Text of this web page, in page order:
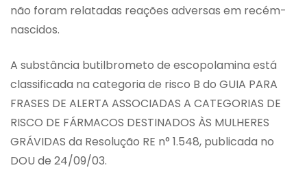
não foram relatadas reações adversas em recém-
nascidos.
A substância butilbrometo de escopolamina está
classificada na categoria de risco B do GUIA PARA
FRASES DE ALERTA ASSOCIADAS A CATEGORIAS DE
RISCO DE FÁRMACOS DESTINADOS ÀS MULHERES
GRÁVIDAS da Resolução RE n° 1.548, publicada no
DOU de 24/09/03.